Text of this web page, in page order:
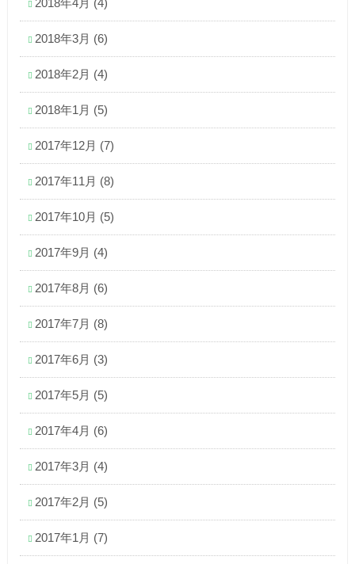
2018年4月 (4)
2018年3月 (6)
2018年2月 (4)
2018年1月 (5)
2017年12月 (7)
2017年11月 (8)
2017年10月 (5)
2017年9月 (4)
2017年8月 (6)
2017年7月 (8)
2017年6月 (3)
2017年5月 (5)
2017年4月 (6)
2017年3月 (4)
2017年2月 (5)
2017年1月 (7)